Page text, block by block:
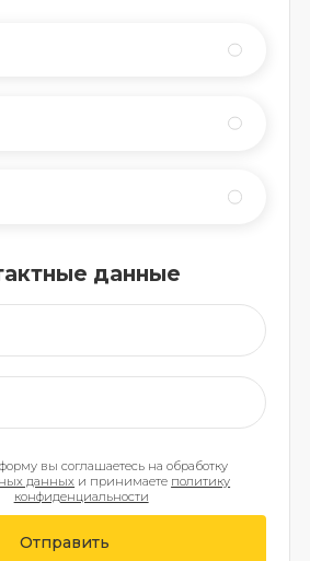
данные
вы соглашаетесь на обработку
данных и принимаете политику
конфиденциальности
Отправить